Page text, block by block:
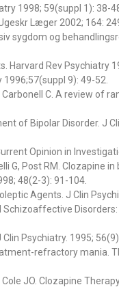
1998; 59(suppl 1): 38-
Læger 2002; 164:
sygdom og
Harvard Rev Psychiatry
9): 49-52.
C. A review of
of Bipolar Disorder. J
Opinion in
G, Post RM. Clozapine
48(2-3): 91-104.
Agents. J Clin
Psychiatry. 1995;
refractory mania.
Cole JO. Clozapine